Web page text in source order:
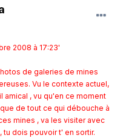
2008 à 17:23'
de galeries de mines
Vu le contexte actuel,
amical , vu qu'en ce moment
de tout ce qui débouche à
mines , va les visiter avec
dois pouvoir t' en sortir.